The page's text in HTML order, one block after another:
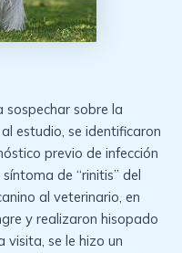
sospechar sobre la
estudio, se identificaron
previo de infección
de “rinitis” del
al veterinario, en
y realizaron hisopado
visita, se le hizo un